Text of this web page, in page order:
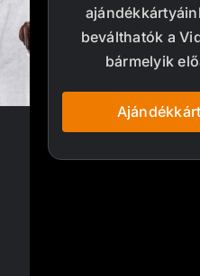
beválthatók a
bármelyik